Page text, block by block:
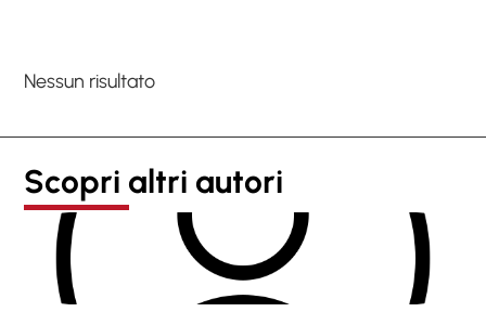
Nessun risultato
Scopri altri autori